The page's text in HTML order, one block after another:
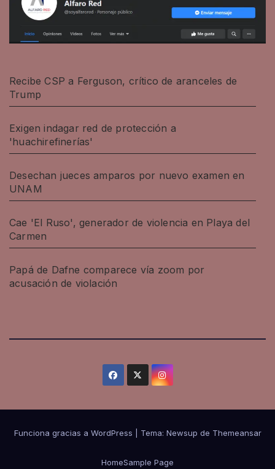
Recibe CSP a Ferguson, crítico de aranceles de
Trump
Exigen indagar red de protección a
'huachirefinerías'
Desechan jueces amparos por nuevo examen en
UNAM
Cae 'El Ruso', generador de violencia en Playa del
Carmen
Papá de Dafne comparece vía zoom por
acusación de violación
Funciona gracias a WordPress Tema: Newsup de Themeansar
HomeSample Page